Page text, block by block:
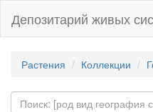
Депозитарий живых
Растения Коллекции